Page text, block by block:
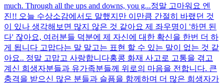
much. Through all the ups and downs, you g...정말 고마워요 엔
진!! 오늘 수상소감에서도 말했지만 이만큼 간절히 바랬던 것
이 있나 생각해보면 많지 않은 것 같아요 제 좌우명이 '하면 된
다' 잖아요, 여러분들 덕분에 제 자신에 대한 확신을 한번 더 하
게 됩니다 고맙다는 말 말고는 표현 할 수 있는 말이 없는 것 같
아요.. 정말 고맙고 사랑합니다홍콩 화재 사고로 고통을 겪고
계신 희생자분들과 유가족분들께 위로의 마음을 전합니다. 큰
충격을 받으신 많은 분들과 슬픔을 함께하며 더 많은 희생자가